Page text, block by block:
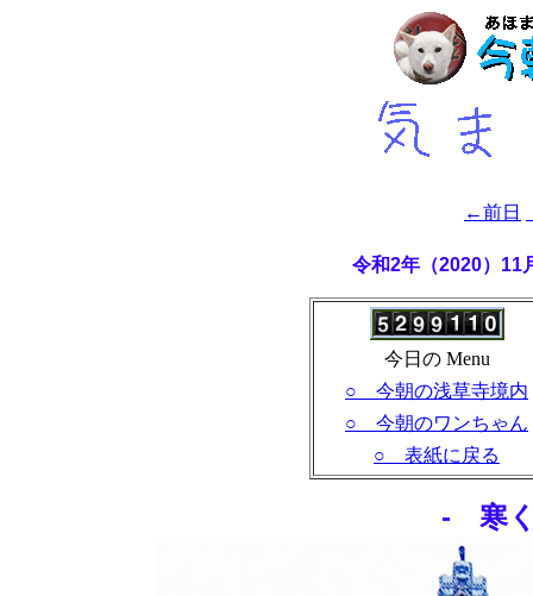
←前日
令和2年（2020）
今日の Menu
○ 今朝の浅草寺境内
○ 今朝のワンちゃん
○ 表紙に戻る
- 寒